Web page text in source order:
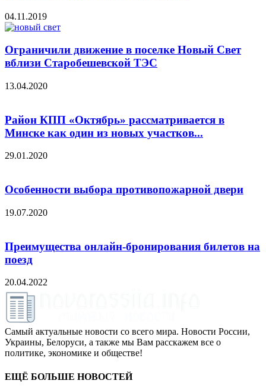
04.11.2019
Ограничили движение в поселке Новый Свет
вблизи Старобешевской ТЭС
13.04.2020
Район КПП «Октябрь» рассматривается в
Минске как один из новых участков...
29.01.2020
Особенности выбора противопожарной двери
19.07.2020
Преимущества онлайн-бронирования билетов на
поезд
20.04.2022
Самый актуальные новости со всего мира. Новости России,
Украины, Белоруси, а также мы Вам расскажем все о
политике, экономике и обществе!
ЕЩЁ БОЛЬШЕ НОВОСТЕЙ